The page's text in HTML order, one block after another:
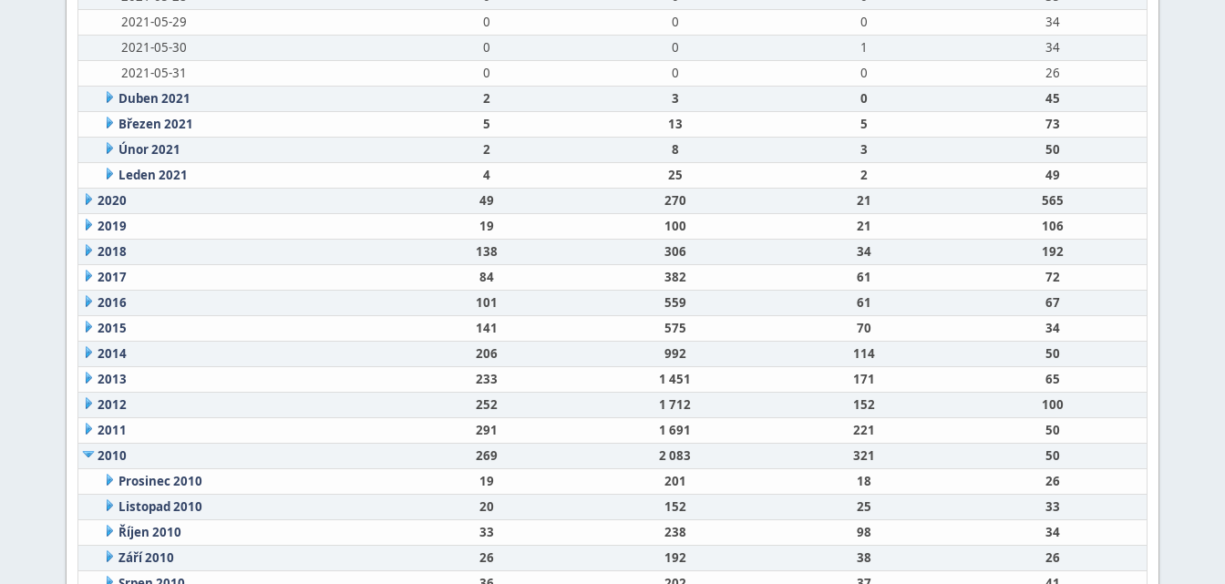
2021-05-29
0 0 0
34
2021-05-30
0 0 1
34
2021-05-31
0 0 0
26
Duben 2021
2 3 0
45
Březen 2021
5 13 5
73
Únor 2021
2 8 3
50
Leden 2021
4 25 2
49
2020
49 270 21
565
2019
19 100 21
106
2018
138 306 34
192
2017
84 382 61
72
2016
101 559 61
67
2015
141 575 70
34
2014
206 992 114
50
2013
233 1 451 171
65
2012
252 1 712 152
100
2011
291 1 691 221
50
2010
269 2 083 321
50
Prosinec 2010
19 201 18
26
Listopad 2010
20 152 25
33
Říjen 2010
33 238 98
34
Září 2010
26 192 38
26